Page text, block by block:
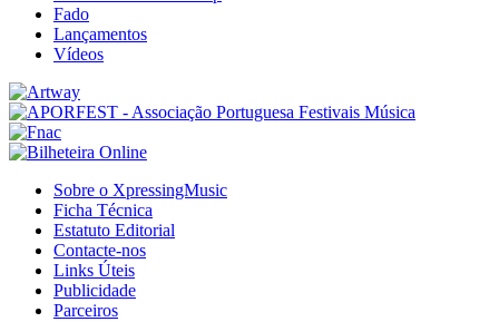
Fado
Lançamentos
Vídeos
Sobre o XpressingMusic
Ficha Técnica
Estatuto Editorial
Contacte-nos
Links Úteis
Publicidade
Parceiros